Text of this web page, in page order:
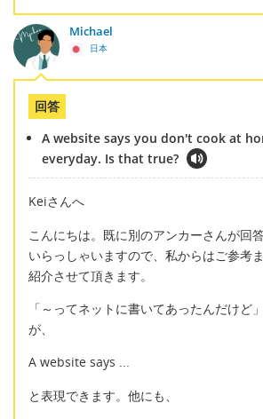
Michael
日本
回答
A website says you don't cook at
everyday. Is that true?
Keiさんへ
こんにちは。既に別のアンカーさんが回
いらっしゃいますので、私からはご参考
紹介させて頂きます。
「～ってネットに書いてあったんだけど
が、
A website says ...
と表現できます。他にも、